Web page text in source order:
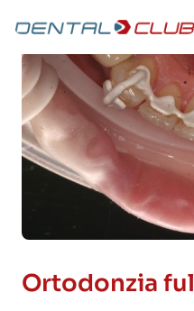
contenuto
Ortodonzia